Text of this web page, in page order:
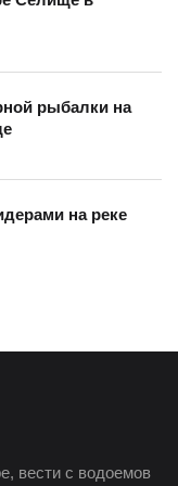
рыбалки на
на реке
вести с водоемов